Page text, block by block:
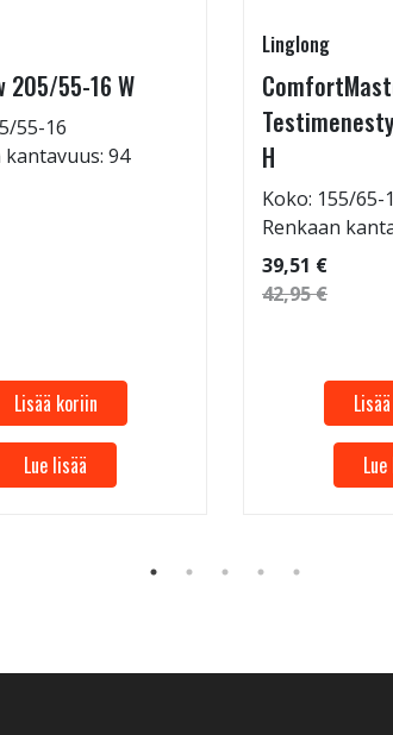
205/55-16 W
55-16
kantavuus: 94
Lisää koriin
Lue lisää
Linglong
H
Koko: 155/65-
Renkaan
39,51 €
42,95 €